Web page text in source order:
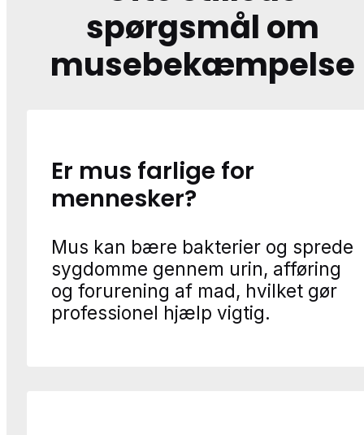
spørgsmål om
musebekæmpelse
Er mus farlige for
mennesker?
Mus kan bære bakterier og sprede
sygdomme gennem urin, afføring
og forurening af mad, hvilket gør
professionel hjælp vigtig.